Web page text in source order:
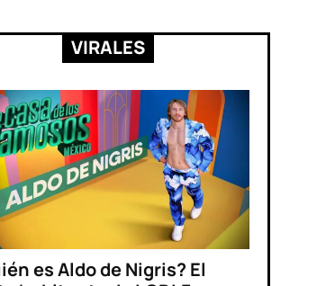
VIRALES
es Aldo de Nigris? El